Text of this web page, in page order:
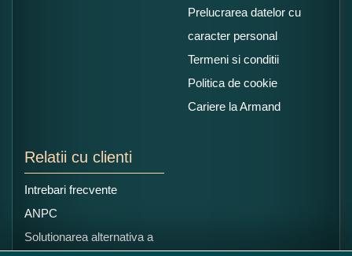
Prelucrarea datelor cu
caracter personal
Termeni si conditii
Politica de cookie
Cariere la Armand
Relatii cu clienti
Intrebari frecvente
ANPC
Solutionarea alternativa a